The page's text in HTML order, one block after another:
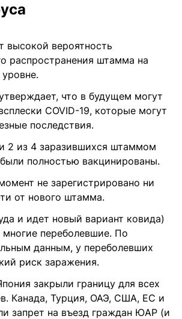
высокой вероятность
распространения штамма на
что в будущем могут
СOVID-19, которые могут
последствия.
2 из 4 заразившихся штаммом
полностью вакцинированы.
не зарегистрировано ни
от нового штамма.
и идет новый вариант ковида)
многие переболевшие. По
данным, у переболевших
риск заражения.
закрыли границу для всех
Канада, Турция, ОАЭ, США, ЕС и
запрет на въезд граждан ЮАР (и